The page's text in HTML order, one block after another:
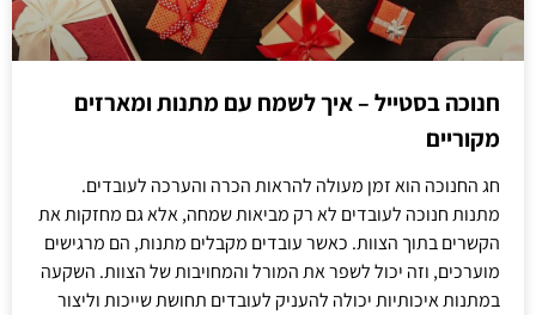
חנוכה בסטייל – איך לשמח עם מתנות ומארזים
מקוריים
חג החנוכה הוא זמן מעולה להראות הכרה והערכה לעובדים.
מתנות חנוכה לעובדים לא רק מביאות שמחה, אלא גם מחזקות את
הקשרים בתוך הצוות. כאשר עובדים מקבלים מתנות, הם מרגישים
מוערכים, וזה יכול לשפר את המורל והמחויבות של הצוות. השקעה
במתנות איכותיות יכולה להעניק לעובדים תחושת שייכות וליצור